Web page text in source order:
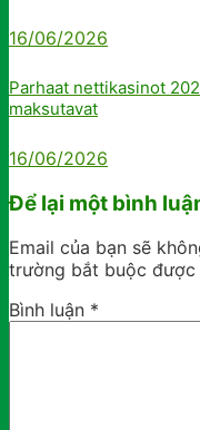
16/06/2026
Parhaat nettikasinot
maksutavat
16/06/2026
Để lại một bình
Email của bạn sẽ
trường bắt buộc được
Bình luận *